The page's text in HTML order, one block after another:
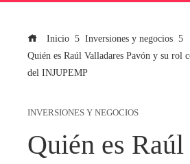
Inicio
Inversiones y negocios
Quién es Raúl Valladares Pavón y su rol
del INJUPEMP
INVERSIONES Y NEGOCIOS
Quién es Raúl